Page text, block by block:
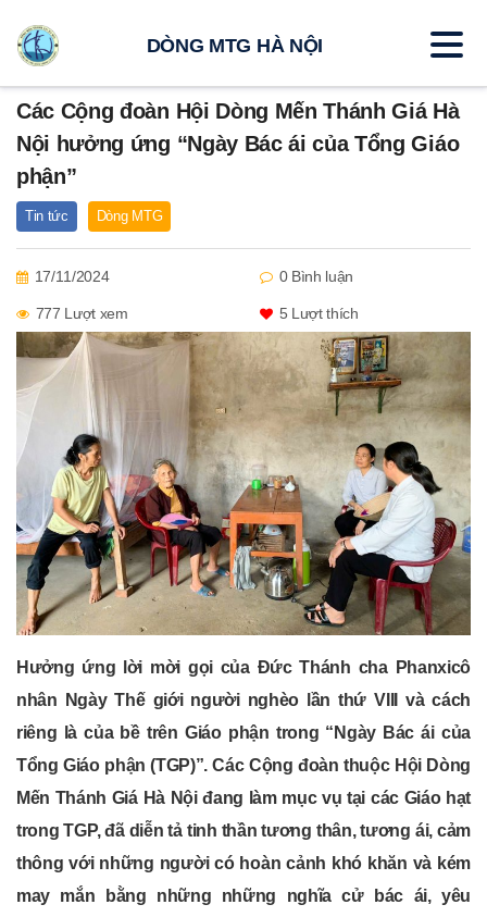
Các Cộng đoàn Hội Dòng Mến Thánh Giá Hà
Nội hưởng ứng “Ngày Bác ái của Tổng Giáo
phận”
Tin tức Dòng MTG
17/11/2024 0 Bình luận
777 Lượt xem 5 Lượt thích
Hưởng ứng lời mời gọi của Đức Thánh cha Phanxicô
nhân Ngày Thế giới người nghèo lần thứ VIII và cách
riêng là của bề trên Giáo phận trong “Ngày Bác ái của
Tổng Giáo phận (TGP)”. Các Cộng đoàn thuộc Hội Dòng
Mến Thánh Giá Hà Nội đang làm mục vụ tại các Giáo hạt
trong TGP, đã diễn tả tinh thần tương thân, tương ái, cảm
thông với những người có hoàn cảnh khó khăn và kém
may mắn bằng những những nghĩa cử bác ái, yêu
DÒNG MTG HÀ NỘI